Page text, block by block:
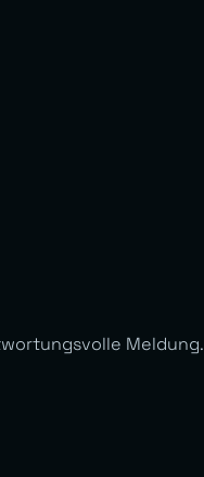
Meldung.